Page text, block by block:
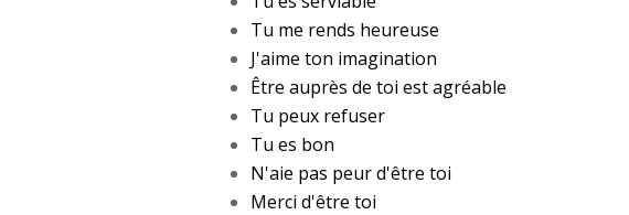
Tu me rends heureuse
J'aime ton imagination
Être auprès de toi est agréable
Tu peux refuser
Tu es bon
N'aie pas peur d'être toi
Merci d'être toi